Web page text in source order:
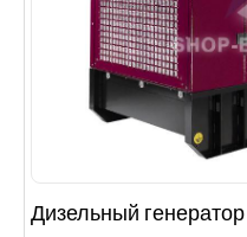
Дизельный